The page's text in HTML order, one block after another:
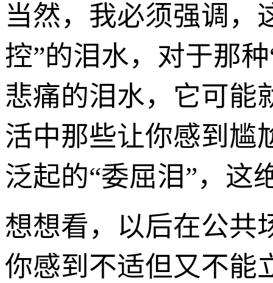
当然，我必须强调，
控”的泪水，对于那
悲痛的泪水，它可能
活中那些让你感到尴
泛起的“委屈泪”，这
想想看，以后在公共
你感到不适但又不能